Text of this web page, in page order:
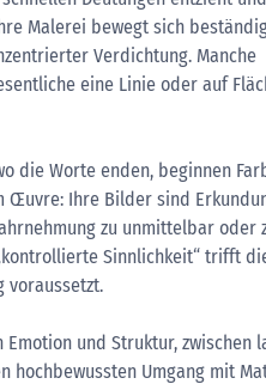
Malerei bewegt sich
Verdichtung. Manche
eine Linie oder auf
die Worte enden, beginnen
Œuvre: Ihre Bilder sind
zu unmittelbar oder
Sinnlichkeit“ trifft
voraussetzt.
und Struktur, zwischen
hochbewussten Umgang mit